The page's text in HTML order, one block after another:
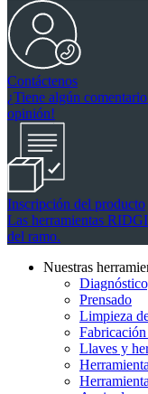
Contáctenos
¿Tiene algún
opinión!
Inscripción del producto
Las herramientas
del ramo.
Nuestras
Prensado
Limpieza
Llaves y